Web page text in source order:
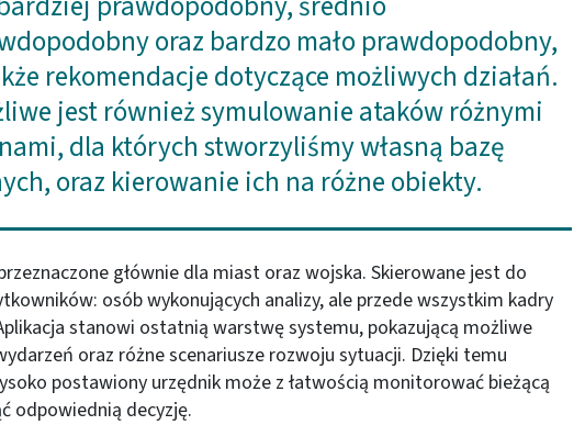
oraz bardzo mało prawdopodobny,
rekomendacje dotyczące możliwych działań.
jest również symulowanie ataków różnymi
dla których stworzyliśmy własną bazę
oraz kierowanie ich na różne obiekty.
głównie dla miast oraz wojska. Skierowane jest do
osób wykonujących analizy, ale przede wszystkim kadry
stanowi ostatnią warstwę systemu, pokazującą możliwe
oraz różne scenariusze rozwoju sytuacji. Dzięki temu
postawiony urzędnik może z łatwością monitorować bieżącą
odpowiednią decyzję.